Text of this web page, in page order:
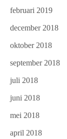
februari 2019
december 2018
oktober 2018
september 2018
juli 2018
juni 2018
mei 2018
april 2018